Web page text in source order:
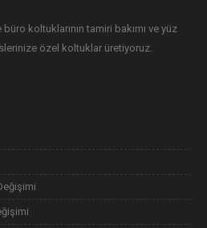
koltuklarının tamiri bakımı ve yüz
özel koltuklar üretiyoruz.